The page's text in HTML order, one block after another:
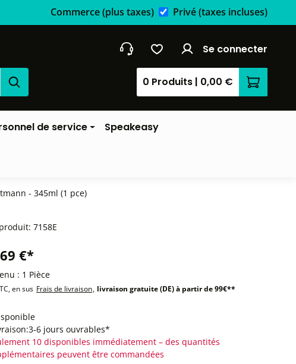
Commerce(plus taxes) Privé(taxes incluses)
Se connecter
0 Produits | 0,00 € Le
de service Speakeasy
- 345ml (1 pce)
7158E
€*
: 1 Pièce
en sus Frais de livraison, livraison gratuite (DE) à partir de 99€**
6 jours ouvrables*
10 disponibles immédiatement – des quantités
peuvent être commandées